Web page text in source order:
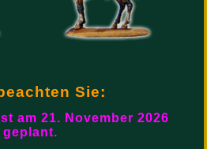
Sie:
am 21. November 2026
geplant.